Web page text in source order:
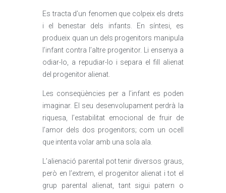
Es tracta d’un fenomen que colpeix els drets
i el benestar dels infants. En síntesi, es
produeix quan un dels progenitors manipula
l’infant contra l’altre progenitor. Li ensenya a
odiar-lo, a repudiar-lo i separa el fill alienat
del progenitor alienat.
Les conseqüències per a l’infant es poden
imaginar. El seu desenvolupament perdrà la
riquesa, l’estabilitat emocional de fruir de
l’amor dels dos progenitors; com un ocell
que intenta volar amb una sola ala.
L’alienació parental pot tenir diversos graus,
però en l’extrem, el progenitor alienat i tot el
grup parental alienat, tant sigui patern o